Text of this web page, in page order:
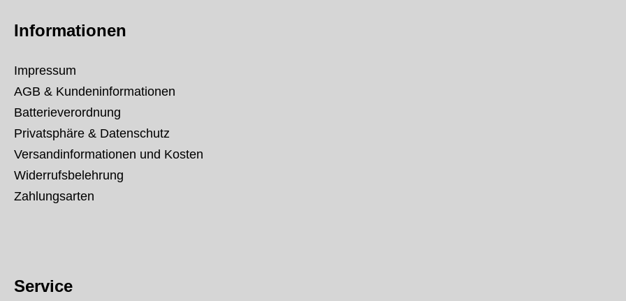
Informationen
Impressum
AGB & Kundeninformationen
Batterieverordnung
Privatsphäre & Datenschutz
Versandinformationen und Kosten
Widerrufsbelehrung
Zahlungsarten
Service